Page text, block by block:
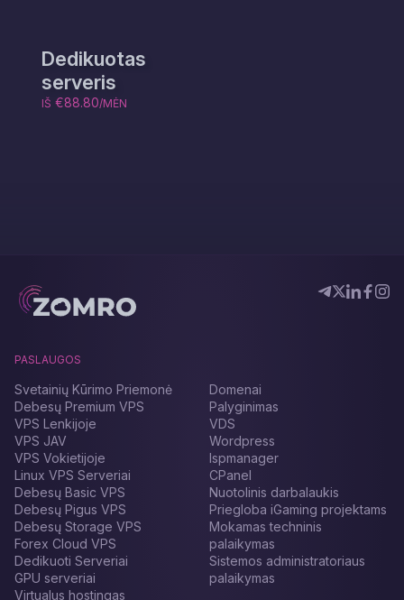
Dedikuotas
serveris
IŠ €88.80/MĖN
PASLAUGOS
Svetainių Kūrimo Priemonė
Debesų Premium VPS
VPS Lenkijoje
VPS JAV
VPS Vokietijoje
Linux VPS Serveriai
Debesų Basic VPS
Debesų Pigus VPS
Debesų Storage VPS
Forex Cloud VPS
Dedikuoti Serveriai
GPU serveriai
Virtualus hostingas
Domenai
Palyginimas
VDS
Wordpress
Ispmanager
CPanel
Nuotolinis darbalaukis
Priegloba iGaming projektams
Mokamas techninis
palaikymas
Sistemos administratoriaus
palaikymas